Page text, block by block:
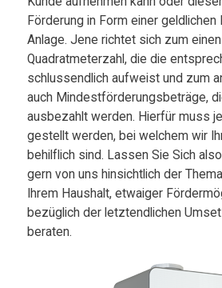
Förderung in Form einer
Anlage. Jene richtet sich zum
Quadratmeterzahl, die die
schlussendlich aufweist und zum
auch Mindestförderungsbeträge,
ausbezahlt werden. Hierfür muss
gestellt werden, bei welchem wir
behilflich sind. Lassen Sie Sich
gern von uns hinsichtlich der
Ihrem Haushalt, etwaiger
bezüglich der letztendlichen
beraten.